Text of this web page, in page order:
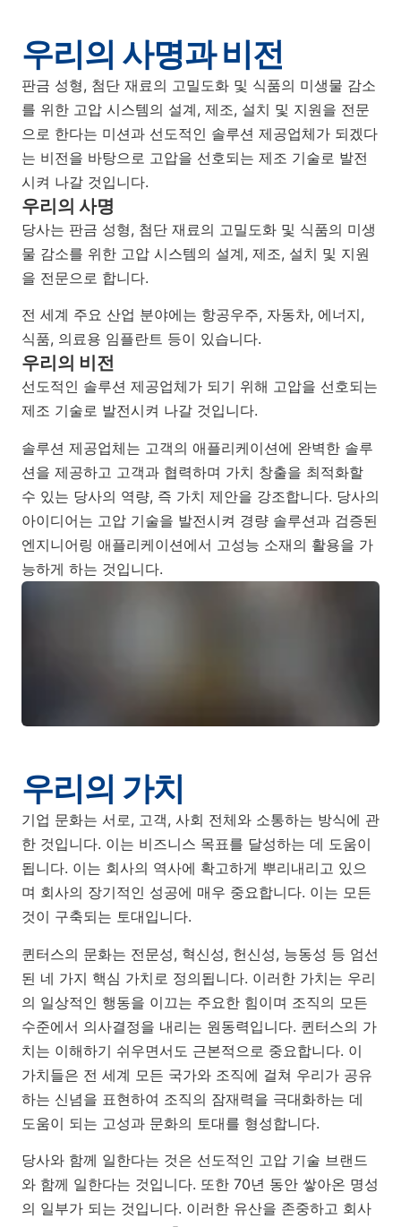
우리의 사명과 비전
판금 성형, 첨단 재료의 고밀도화 및 식품의 미생물 감소
를 위한 고압 시스템의 설계, 제조, 설치 및 지원을 전문
으로 한다는 미션과 선도적인 솔루션 제공업체가 되겠다
는 비전을 바탕으로 고압을 선호되는 제조 기술로 발전
시켜 나갈 것입니다.
우리의 사명
당사는 판금 성형, 첨단 재료의 고밀도화 및 식품의 미생
물 감소를 위한 고압 시스템의 설계, 제조, 설치 및 지원
을 전문으로 합니다.
전 세계 주요 산업 분야에는 항공우주, 자동차, 에너지,
식품, 의료용 임플란트 등이 있습니다.
우리의 비전
선도적인 솔루션 제공업체가 되기 위해 고압을 선호되는
제조 기술로 발전시켜 나갈 것입니다.
솔루션 제공업체는 고객의 애플리케이션에 완벽한 솔루
션을 제공하고 고객과 협력하며 가치 창출을 최적화할
수 있는 당사의 역량, 즉 가치 제안을 강조합니다. 당사의
아이디어는 고압 기술을 발전시켜 경량 솔루션과 검증된
엔지니어링 애플리케이션에서 고성능 소재의 활용을 가
능하게 하는 것입니다.
우리의 가치
기업 문화는 서로, 고객, 사회 전체와 소통하는 방식에 관
한 것입니다. 이는 비즈니스 목표를 달성하는 데 도움이
됩니다. 이는 회사의 역사에 확고하게 뿌리내리고 있으
며 회사의 장기적인 성공에 매우 중요합니다. 이는 모든
것이 구축되는 토대입니다.
퀸터스의 문화는 전문성, 혁신성, 헌신성, 능동성 등 엄선
된 네 가지 핵심 가치로 정의됩니다. 이러한 가치는 우리
의 일상적인 행동을 이끄는 주요한 힘이며 조직의 모든
수준에서 의사결정을 내리는 원동력입니다. 퀸터스의 가
치는 이해하기 쉬우면서도 근본적으로 중요합니다. 이
가치들은 전 세계 모든 국가와 조직에 걸쳐 우리가 공유
하는 신념을 표현하여 조직의 잠재력을 극대화하는 데
도움이 되는 고성과 문화의 토대를 형성합니다.
당사와 함께 일한다는 것은 선도적인 고압 기술 브랜드
와 함께 일한다는 것입니다. 또한 70년 동안 쌓아온 명성
의 일부가 되는 것입니다. 이러한 유산을 존중하고 회사